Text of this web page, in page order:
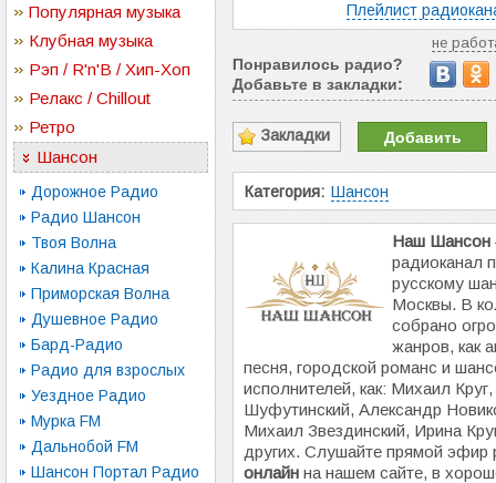
Популярная музыка
Клубная музыка
Рэп / R'n'B / Хип-Хоп
Релакс / Chillout
Ретро
Шансон
Дорожное Радио
Радио Шансон
Твоя Волна
Калина Красная
Приморская Волна
Душевное Радио
Бард-Радио
Радио для взрослых
Уездное Радио
Мурка FM
Дальнобой FM
Шансон Портал Радио
Плейлист
не
Понравилось радио?
Добавьте в закладки:
Закладки Добавить
Категория: Шансон
Наш Шансон
радиоканал
русскому
Москвы. В
собрано
жанров, как
песня, городской романс и
исполнителей, как: Михаил
Шуфутинский, Александр
Михаил Звездинский, Ирина
других. Слушайте прямой эфир
онлайн на нашем сайте, в